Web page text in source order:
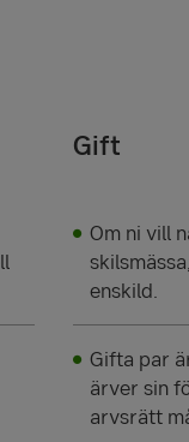
Gift
Om ni vill
enskild.
Gifta par
ärver sin
arvsrätt